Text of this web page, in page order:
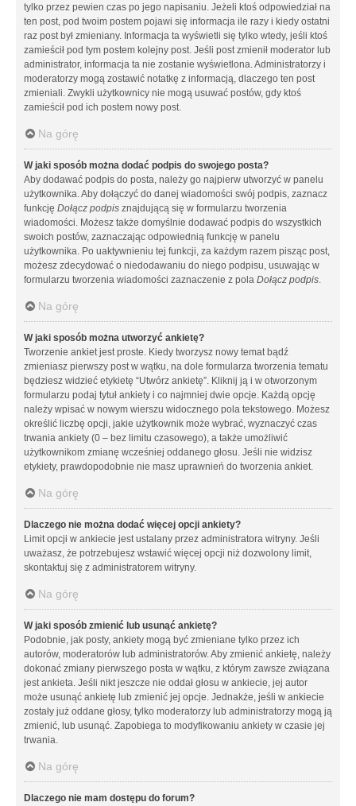
tylko przez pewien czas po jego napisaniu. Jeżeli ktoś odpowiedział na
ten post, pod twoim postem pojawi się informacja ile razy i kiedy ostatni
raz post był zmieniany. Informacja ta wyświetli się tylko wtedy, jeśli ktoś
zamieścił pod tym postem kolejny post. Jeśli post zmienił moderator lub
administrator, informacja ta nie zostanie wyświetlona. Administratorzy i
moderatorzy mogą zostawić notatkę z informacją, dlaczego ten post
zmieniali. Zwykli użytkownicy nie mogą usuwać postów, gdy ktoś
zamieścił pod ich postem nowy post.
Na górę
W jaki sposób można dodać podpis do swojego posta?
Aby dodawać podpis do posta, należy go najpierw utworzyć w panelu
użytkownika. Aby dołączyć do danej wiadomości swój podpis, zaznacz
funkcję Dołącz podpis znajdującą się w formularzu tworzenia
wiadomości. Możesz także domyślnie dodawać podpis do wszystkich
swoich postów, zaznaczając odpowiednią funkcję w panelu
użytkownika. Po uaktywnieniu tej funkcji, za każdym razem pisząc post,
możesz zdecydować o niedodawaniu do niego podpisu, usuwając w
formularzu tworzenia wiadomości zaznaczenie z pola Dołącz podpis.
Na górę
W jaki sposób można utworzyć ankietę?
Tworzenie ankiet jest proste. Kiedy tworzysz nowy temat bądź
zmieniasz pierwszy post w wątku, na dole formularza tworzenia tematu
będziesz widzieć etykietę “Utwórz ankietę”. Kliknij ją i w otworzonym
formularzu podaj tytuł ankiety i co najmniej dwie opcje. Każdą opcję
należy wpisać w nowym wierszu widocznego pola tekstowego. Możesz
określić liczbę opcji, jakie użytkownik może wybrać, wyznaczyć czas
trwania ankiety (0 – bez limitu czasowego), a także umożliwić
użytkownikom zmianę wcześniej oddanego głosu. Jeśli nie widzisz
etykiety, prawdopodobnie nie masz uprawnień do tworzenia ankiet.
Na górę
Dlaczego nie można dodać więcej opcji ankiety?
Limit opcji w ankiecie jest ustalany przez administratora witryny. Jeśli
uważasz, że potrzebujesz wstawić więcej opcji niż dozwolony limit,
skontaktuj się z administratorem witryny.
Na górę
W jaki sposób zmienić lub usunąć ankietę?
Podobnie, jak posty, ankiety mogą być zmieniane tylko przez ich
autorów, moderatorów lub administratorów. Aby zmienić ankietę, należy
dokonać zmiany pierwszego posta w wątku, z którym zawsze związana
jest ankieta. Jeśli nikt jeszcze nie oddał głosu w ankiecie, jej autor
może usunąć ankietę lub zmienić jej opcje. Jednakże, jeśli w ankiecie
zostały już oddane głosy, tylko moderatorzy lub administratorzy mogą ją
zmienić, lub usunąć. Zapobiega to modyfikowaniu ankiety w czasie jej
trwania.
Na górę
Dlaczego nie mam dostępu do forum?